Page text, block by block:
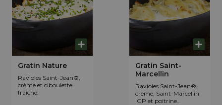
Gratin Nature
Ravioles Saint-Jean®,
crème et ciboulette
fraîche.
Gratin Saint-
Marcellin
Ravioles Saint-Jean®,
crème, Saint-Marcellin
IGP et poitrine